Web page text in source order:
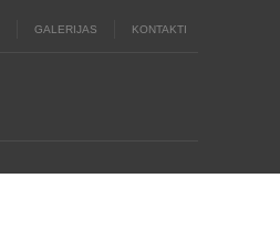
GALERIJAS KONTAKTI